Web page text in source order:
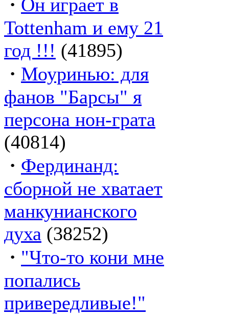
Он играет в
Tottenham и ему 21
год !!! (41895)
· Моуринью: для
фанов "Барсы" я
персона нон-грата
(40814)
· Фердинанд:
сборной не хватает
манкунианского
духа (38252)
· "Что-то кони мне
попались
привередливые!"